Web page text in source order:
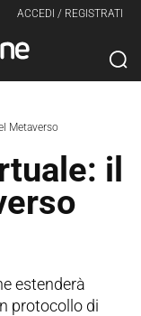
ACCEDI / REGISTRATI
Metaverso
il
estenderà
protocollo di